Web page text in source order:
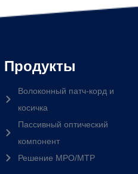
Продукты
Волоконный патч-корд и
косичка
Пассивный оптический
компонент
Решение MPO/MTP